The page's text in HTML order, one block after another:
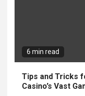
6 min read
Tips and Tricks
Casino’s Vast